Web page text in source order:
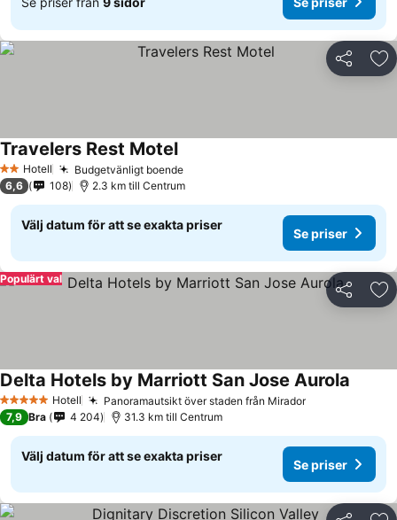
Dela
2 Stjärnor
Hotell Budgetvänligt boende
Travelers Rest Motel
6,6 108 2.3 km till Centrum
Välj datum för att se exakta priser
Se priser
Dela
Populärt val
5 Stjärnor Hotell Panoramautsikt över staden från Mirador
Delta Hotels by Marriott San Jose Aurola
7,9 Bra 4 204 31.3 km till Centrum
Välj datum för att se exakta priser
Se priser